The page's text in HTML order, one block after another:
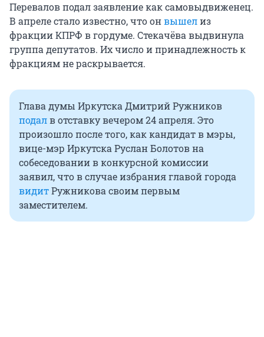
Перевалов подал заявление как самовыдвиженец.
В апреле стало известно, что онвышелиз
фракции КПРФ в гордуме. Стекачёва выдвинула
группа депутатов. Их число и принадлежность к
фракциям не раскрывается.
Глава думы Иркутска Дмитрий Ружников
подалв отставку вечером 24 апреля. Это
произошло после того, как кандидат в мэры,
вице-мэр Иркутска Руслан Болотов на
собеседовании в конкурсной комиссии
заявил, что в случае избрания главой города
видитРужникова своим первым
заместителем.